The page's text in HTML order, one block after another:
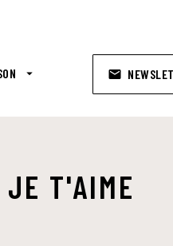
email
arrow_drop_down
T'AIME